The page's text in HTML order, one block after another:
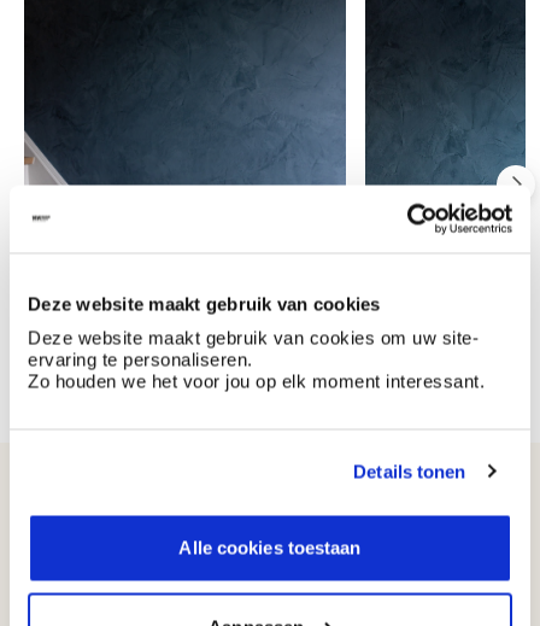
Deze website maakt gebruik van cookies
Deze website maakt gebruik van cookies om uw site-
ervaring te personaliseren.
Zo houden we het voor jou op elk moment interessant.
Details tonen
Alle cookies toestaan
Couleurs récemment consultées